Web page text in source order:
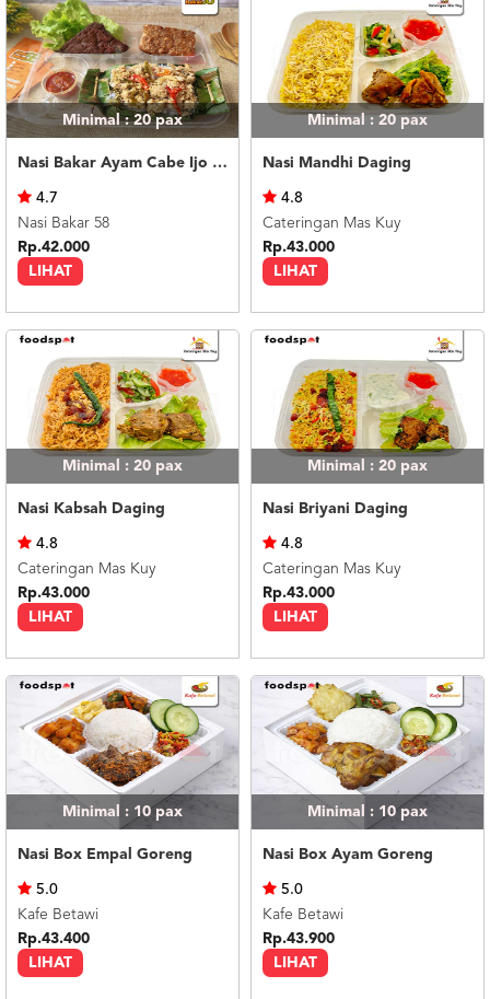
Minimal : 20pax
Nasi Bakar Ayam Cabe Ijo + Tahu Tempe
LIHAT
4.7
Nasi Bakar 58
Rp.42.000
Minimal : 20pax
Nasi Mandhi Daging
LIHAT
4.8
Cateringan Mas Kuy
Rp.43.000
Minimal : 20 pax
Nasi Kabsah Daging
LIHAT
4.8
Cateringan Mas Kuy
Rp.43.000
Minimal : 20 pax
Nasi Briyani Daging
LIHAT
4.8
Cateringan Mas Kuy
Rp.43.000
Minimal : 10 pax
Nasi Box Empal Goreng
LIHAT
5.0
Kafe Betawi
Rp.43.400
Minimal : 10pax
Nasi Box Ayam Goreng
LIHAT
5.0
Kafe Betawi
Rp.43.900